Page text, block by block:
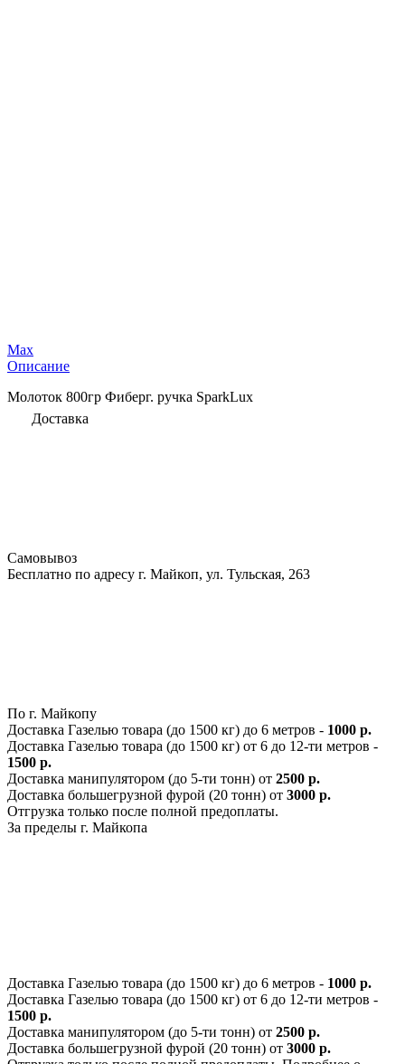
Max
Описание
Молоток 800гр Фиберг. ручка SparkLux
Доставка
Самовывоз
Бесплатно по адресу г. Майкоп, ул. Тульская, 263
По г. Майкопу
Доставка Газелью товара (до 1500 кг) до 6 метров - 1000 р.
Доставка Газелью товара (до 1500 кг) от 6 до 12-ти метров -
1500 р.
Доставка манипулятором (до 5-ти тонн) от 2500 р.
Доставка большегрузной фурой (20 тонн) от 3000 р.
Отгрузка только после полной предоплаты.
За пределы г. Майкопа
Доставка Газелью товара (до 1500 кг) до 6 метров - 1000 р.
Доставка Газелью товара (до 1500 кг) от 6 до 12-ти метров -
1500 р.
Доставка манипулятором (до 5-ти тонн) от 2500 р.
Доставка большегрузной фурой (20 тонн) от 3000 р.